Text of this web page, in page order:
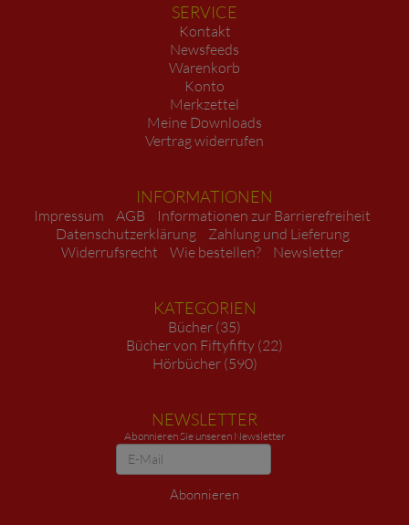
SERVICE
Kontakt
Newsfeeds
Warenkorb
Konto
Merkzettel
Meine Downloads
Vertrag widerrufen
INFORMATIONEN
Impressum AGB
Informationen zur Barrierefreiheit
Datenschutzerklärung
Zahlung und Lieferung
Widerrufsrecht
Wie bestellen? Newsletter
KATEGORIEN
Bücher (35)
Bücher von Fiftyfifty (22)
Hörbücher (590)
NEWSLETTER
Abonnieren Sie unseren Newsletter
Newsletter
Abonnieren